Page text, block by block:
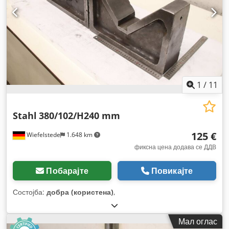
1 / 11
Wiefelstede 1.648 km
Stahl 380/102/H240 mm
125 €
фиксна цена додава се ДДВ
Побарајте Повикајте
Состојба: добра (користена),
Мал оглас